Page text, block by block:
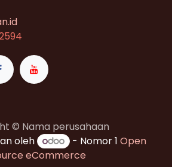
© Nama perusahaan
oleh
- Nomor 1 Open
eCommerce